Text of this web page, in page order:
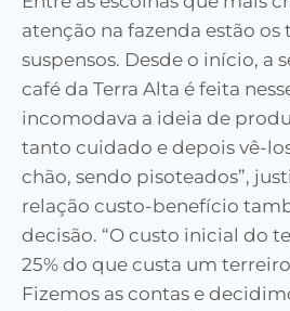
atenção na fazenda estão os
suspensos. Desde o início, a
café da Terra Alta é feita
incomodava a ideia de
tanto cuidado e depois vê-
chão, sendo pisoteados”,
relação custo-benefício
decisão. “O custo inicial do
25% do que custa um
Fizemos as contas e